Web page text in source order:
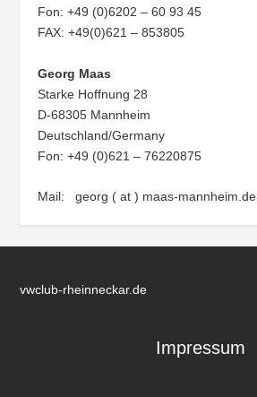
Fon: +49 (0)6202 – 60 93 45
FAX: +49(0)621 – 853805
Georg Maas
Starke Hoffnung 28
D-68305 Mannheim
Deutschland/Germany
Fon: +49 (0)621 – 76220875
Mail: georg ( at ) maas-mannheim.de
vwclub-rheinneckar.de
Impressum